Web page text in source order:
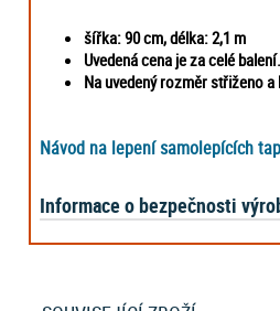
šířka: 90 cm,délka: 2,1 m
Uvedená cena je za celé balení.
Na uvedený rozměr střiženo
Návod na lepení samolepících
Informace o bezpečnosti